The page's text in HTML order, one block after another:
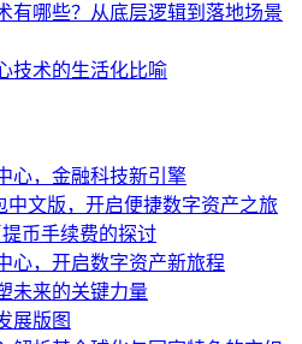
有哪些？从底层逻辑到落地场景
技术的生活化比喻
心，金融科技新引擎
中文版，开启便捷数字资产之旅
币手续费的探讨
心，开启数字资产新旅程
未来的关键力量
展版图